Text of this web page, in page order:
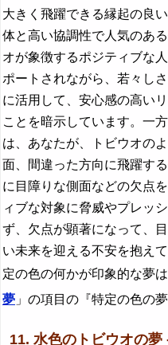
大きく飛躍できる縁起の良
体と高い協調性で人気のあ
オが象徴するポジティブな
ポートされながら、若々し
に活用して、安心感の高い
ことを暗示しています。一
は、あなたが、トビウオの
面、間違った方向に飛躍す
に目障りな側面などの欠点
ィブな対象に脅威やプレッ
ず、欠点が顕著になって、
い未来を迎える不安を抱え
定の色の何かが印象的な夢は
夢 」の項目の『特定の色の
11. 水色のトビウオの夢